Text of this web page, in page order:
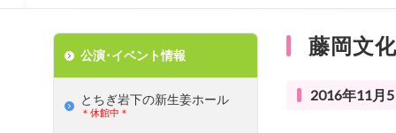
藤岡文
2016年11月
公演･イベント情報
とちぎ岩下の新⽣姜ホール
＊休館中＊